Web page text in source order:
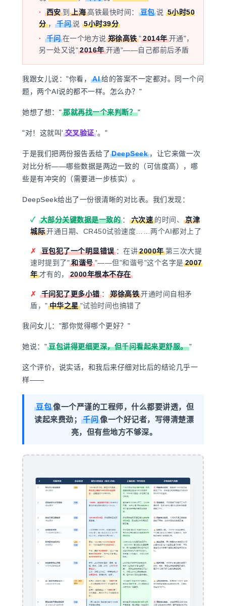
·
西安到 上海高铁最快时间： 豆包说 5小时50
分， 千问说 5小时39分
·
千问在一个地方说 郑徐高铁"2014年开通"，
另一处又说"2016年开通"——自己都前后矛盾
我跟女儿说："你看， AI给的答案不一定都对。同一个问
题，两个AI说的都不一样。怎么办？"
她想了想："那就再找一个来判断？"
"对！这就叫' 交叉验证'。"
于是我们把两份报告丢给了 DeepSeek ，让它来做一次
对比分析——哪些数据是两边一致的（可信度高），哪
些是有冲突的（需要进一步核实）。
DeepSeek给出了一份很清晰的对比表。我们发现：
✓ 大部分关键数据是一致的 ： 六次速 的时间、
京津
城际开通日期、CR450试验速度……两个AI都对上了
✗ 豆包犯了一个明显错误：在讲2000年第三次大提
速时提到了"和谐号"——但"和谐号"这个名字是 2007
年才有的， 2000年根本不存在
✗ 千问犯了更多小错： 郑徐高铁开通时间自相矛
盾，" 中华之星"试验时间也搞错了
我问女儿："那你觉得哪个更好？"
她说："豆包讲得更细更深，但千问看起来更舒服。"
这个评价，说实话，和我后来仔细对比后的结论几乎一
样——
豆包像一个严谨的工程师，什么都要讲透，但
读起来费劲；
千问像一个好记者，写得清楚漂
亮，但有些地方不够深。